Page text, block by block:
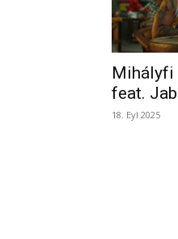
Mihályfi
feat.
18. Eyl 2025